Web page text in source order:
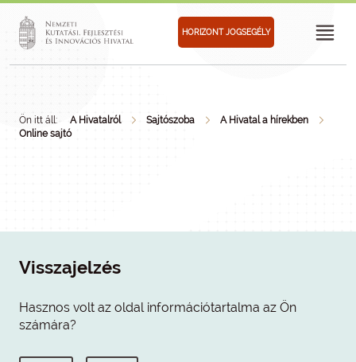
HORIZONT JOGSEGÉLY
Ön itt áll: A Hivatalról Sajtószoba
A Hivatal a hírekben
Online sajtó
Visszajelzés
Hasznos volt az oldal információtartalma az Ön
számára?